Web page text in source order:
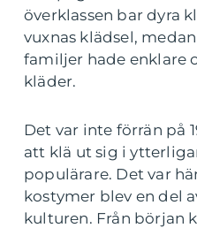
överklassen bar dyra
vuxnas klädsel,
familjer hade enklare
kläder.
Det var inte förrän på
att klä ut sig i
populärare. Det var
kostymer blev en del
kulturen. Från början